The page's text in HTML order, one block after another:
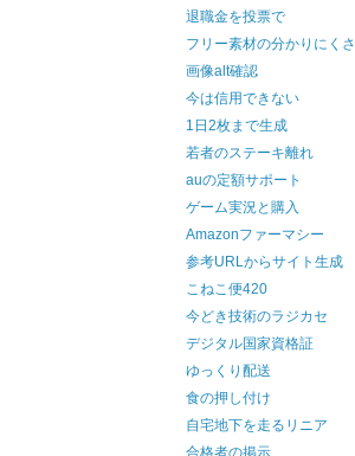
退職金を投票で
フリー素材の分かりにくさ
画像alt確認
今は信用できない
1日2枚まで生成
若者のステーキ離れ
auの定額サポート
ゲーム実況と購入
Amazonファーマシー
参考URLからサイト生成
こねこ便420
今どき技術のラジカセ
デジタル国家資格証
ゆっくり配送
食の押し付け
自宅地下を走るリニア